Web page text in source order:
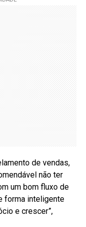
de vendas,
não ter
um bom fluxo de
forma inteligente
e crescer”,